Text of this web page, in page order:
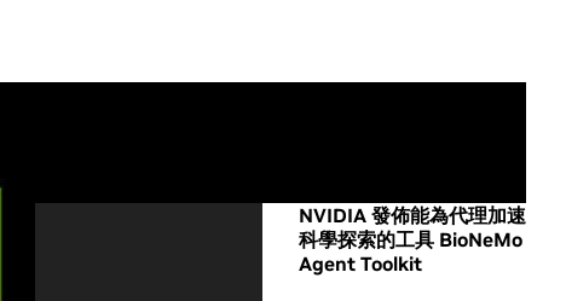
NVIDIA 發佈能為代理加速
科學探索的工具 BioNeMo
Agent Toolkit